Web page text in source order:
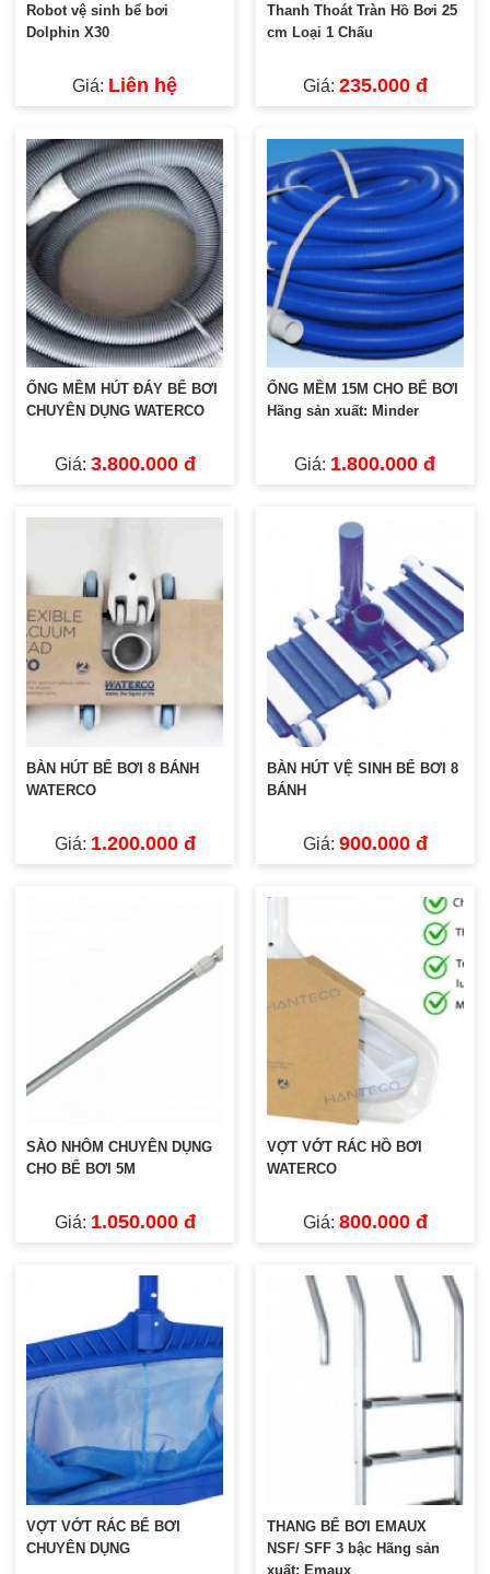
Robot vệ sinh bể bơi
Dolphin X30
Giá: Liên hệ
Thanh Thoát Tràn Hồ Bơi 25
cm Loại 1 Chấu
Giá: 235.000 đ
ỐNG MỀM HÚT ĐÁY BỂ BƠI
CHUYÊN DỤNG WATERCO
Giá: 3.800.000 đ
ỐNG MỀM 15M CHO BỂ BƠI
Hãng sản xuất: Minder
Giá: 1.800.000 đ
BÀN HÚT BỂ BƠI 8 BÁNH
WATERCO
Giá: 1.200.000 đ
BÀN HÚT VỆ SINH BỂ BƠI 8
BÁNH
Giá: 900.000 đ
SÀO NHÔM CHUYÊN DỤNG
CHO BỂ BƠI 5M
Giá: 1.050.000 đ
VỢT VỚT RÁC HỒ BƠI
WATERCO
Giá: 800.000 đ
VỢT VỚT RÁC BỂ BƠI
CHUYÊN DỤNG
THANG BỂ BƠI EMAUX
NSF/ SFF 3 bậc Hãng sản
xuất: Emaux